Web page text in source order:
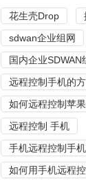
花生壳Drop
sdwan企业组网
国内企业SDWAN
远程控制手机的
如何远程控制苹
远程控制 手机
手机远程控制手
如何用手机远程